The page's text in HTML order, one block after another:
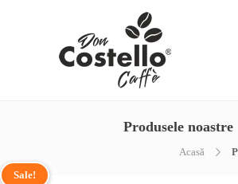
Produsele noastre
Acasă
Sale!